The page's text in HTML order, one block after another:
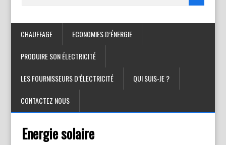
CHAUFFAGE ECONOMIES D’ÉNERGIE
PRODUIRE SON ÉLECTRICITÉ
LES FOURNISSEURS D’ÉLECTRICITÉ QUI SUIS-JE ?
CONTACTEZ NOUS
Energie solaire